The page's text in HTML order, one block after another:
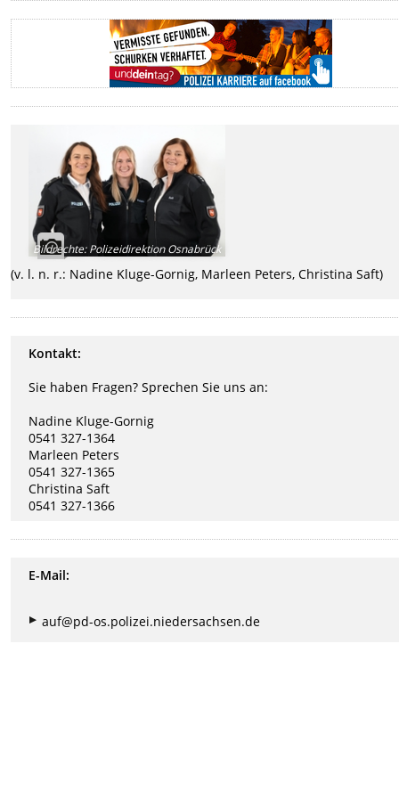
Bildrechte:Polizeidirektion Osnabrück
(v. l. n. r.: Nadine Kluge-Gornig, Marleen Peters, Christina Saft)
Kontakt:
Sie haben Fragen? Sprechen Sie uns an:
Nadine Kluge-Gornig
0541 327-1364
Marleen Peters
0541 327-1365
Christina Saft
0541 327-1366
E-Mail:
auf@pd-os.polizei.niedersachsen.de